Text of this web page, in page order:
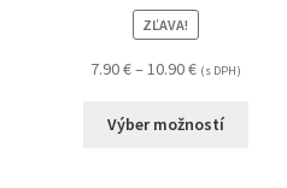
ZĽAVA!
7.90€– 10.90€ (s DPH)
Výber možností